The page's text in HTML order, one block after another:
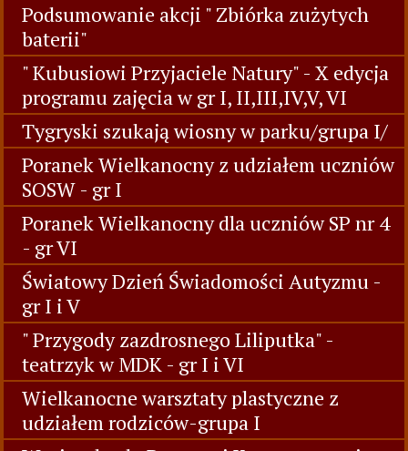
Podsumowanie akcji " Zbiórka zużytych
baterii"
" Kubusiowi Przyjaciele Natury" - X edycja
programu zajęcia w gr I, II,III,IV,V, VI
Tygryski szukają wiosny w parku/grupa I/
Poranek Wielkanocny z udziałem uczniów
SOSW - gr I
Poranek Wielkanocny dla uczniów SP nr 4
- gr VI
Światowy Dzień Świadomości Autyzmu -
gr I i V
" Przygody zazdrosnego Liliputka" -
teatrzyk w MDK - gr I i VI
Wielkanocne warsztaty plastyczne z
udziałem rodziców-grupa I